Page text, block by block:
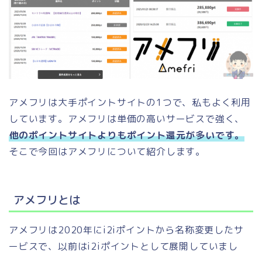
アメフリは大手ポイントサイトの1つで、私もよく利用
しています。アメフリは単価の高いサービスで強く、
他のポイントサイトよりもポイント還元が多いです。
そこで今回はアメフリについて紹介します。
アメフリとは
アメフリは2020年にi2iポイントから名称変更したサ
ービスで、以前はi2iポイントとして展開していまし